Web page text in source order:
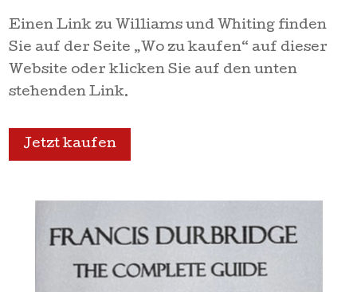
Einen Link zu Williams und Whiting finden
Sie auf der Seite „Wo zu kaufen“ auf dieser
Website oder klicken Sie auf den unten
stehenden Link.
Jetzt kaufen